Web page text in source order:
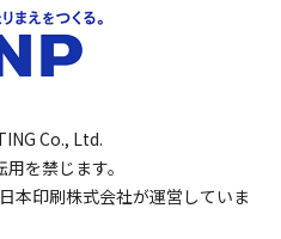
Co., Ltd.
を禁じます。
本印刷株式会社が運営していま